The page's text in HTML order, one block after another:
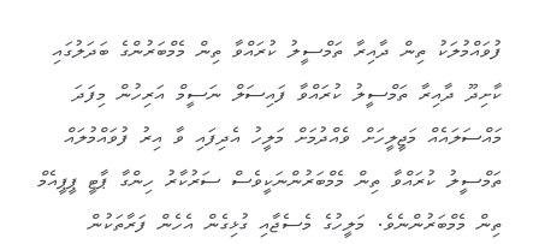
ފުވައްމުލަކު ތިން ދާއިރާ ތަމްސީލު ކުރައްވާ ތިން މެމްބަރުންގެ ބަދަލުގައި
ކާށިދޫ ދާއިރާ ތަމްސީލު ކުރައްވާ ފައިސަލް ނަސީމް އަރިހުން މިފަދަ
މައްސަލައެއް މަޖީލީހަށް ވެއްދުމަށް މަލީހު އެދިފައި ވާ އިރު ފުވައްމުލައް
ތަމްސީލު ކުރައްވާ ތިން މެމްބަރުންނަކީވެސް ސަރުކާރު ހިންގާ ޕާޓީ ޕީޕީއެމް
ތިން މެމްބަރުންނެވެ. މަލީހުގެ މެސެޖާއި ގުޅިގެން އެހެން ފަރާތަކުން